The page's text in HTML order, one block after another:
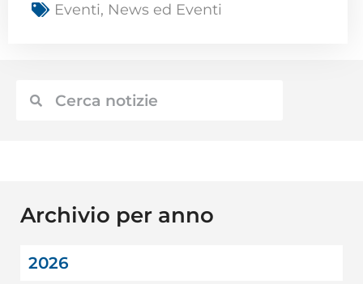
Eventi, News ed Eventi
Archivio per anno
2026